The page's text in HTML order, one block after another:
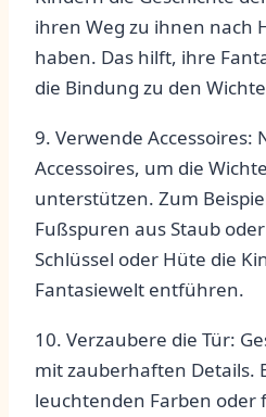
ihren ​Weg zu ihnen nach
haben.​ Das hilft, ihre
die Bindung zu ⁤den
9. ‍Verwende Accessoires:
Accessoires, um die
unterstützen. Zum
Fußspuren aus Staub
Schlüssel oder Hüte die
Fantasiewelt​ entführen.
10.​ Verzaubere die Tür:
mit zauberhaften Details.​
leuchtenden Farben oder